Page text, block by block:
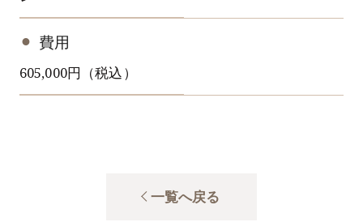
費用
605,000円（税込）
一覧へ戻る